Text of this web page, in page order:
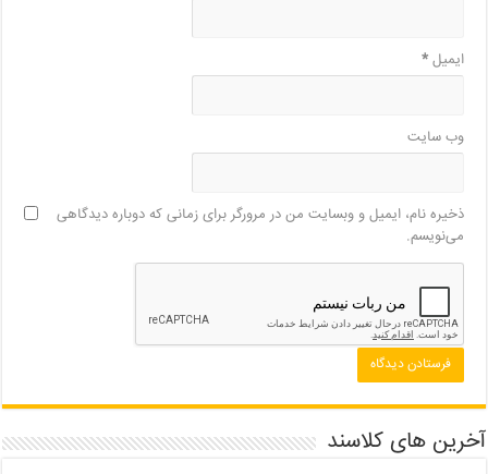
ایمیل*
وب‌ سایت
ذخیره نام، ایمیل و وبسایت من در مرورگر برای زمانی که دوباره دیدگاهی
می‌نویسم.
آخرین های کلاسند